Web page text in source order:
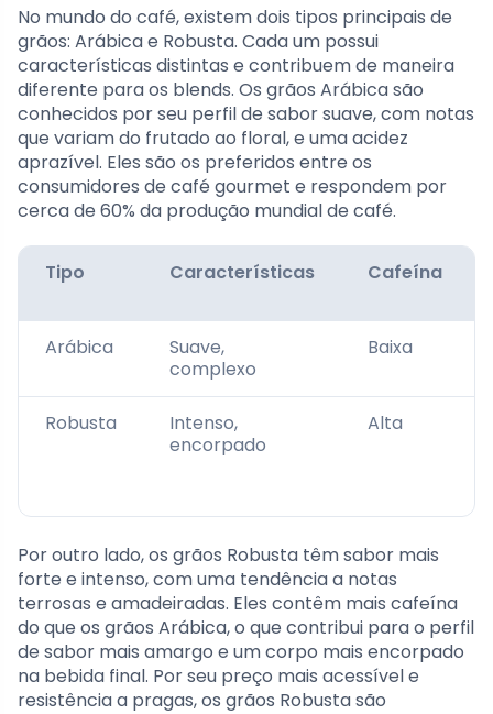
No mundo do café, existem dois tipos principais de
grãos: Arábica e Robusta. Cada um possui
características distintas e contribuem de maneira
diferente para os blends. Os grãos Arábica são
conhecidos por seu perfil de sabor suave, com notas
que variam do frutado ao floral, e uma acidez
aprazível. Eles são os preferidos entre os
consumidores de café gourmet e respondem por
cerca de 60% da produção mundial de café.
Tipo Características Cafeína
Arábica
Suave,
complexo
Baixa
Robusta
Intenso,
encorpado
Alta
Por outro lado, os grãos Robusta têm sabor mais
forte e intenso, com uma tendência a notas
terrosas e amadeiradas. Eles contêm mais cafeína
do que os grãos Arábica, o que contribui para o perfil
de sabor mais amargo e um corpo mais encorpado
na bebida final. Por seu preço mais acessível e
resistência a pragas, os grãos Robusta são